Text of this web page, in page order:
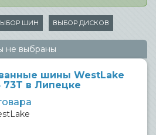
ШИН ВЫБОР ДИСКОВ
не выбраны
шины WestLake
73T в Липецке